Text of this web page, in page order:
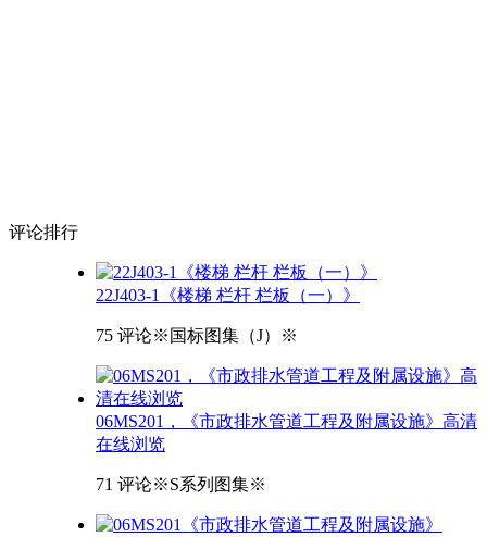
评论排行
22J403-1《楼梯 栏杆 栏板（一）》
75 评论※国标图集（J）※
06MS201，《市政排水管道工程及附属设施》高清
在线浏览
71 评论※S系列图集※